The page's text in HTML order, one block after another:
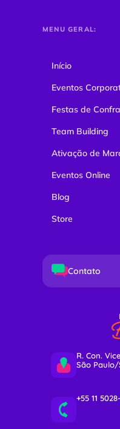
MENU GERAL:
Início
Eventos
Festas de
Team Building
Ativação de
Eventos Online
Blog
Store
Contato
R. Con.
São Paulo/
+55 11